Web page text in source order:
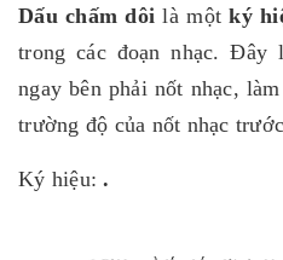
Dấu chấm dôi là mộtký
trong các đoạn nhạc. Đây
ngay bên phải nốt nhạc,
trường độ của nốt nhạc
Ký hiệu:.